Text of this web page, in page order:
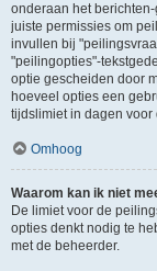
onderaan het
juiste permissies om
invullen bij
"peilingopties"-
optie gescheiden door
hoeveel opties een
tijdslimiet in dagen
Omhoog
Waarom kan ik niet
De limiet voor de
opties denkt nodig te
met de beheerder.